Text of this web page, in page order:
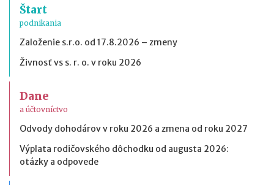
Štart
podnikania
Založenie s.r.o. od 17.8.2026 – zmeny
Živnosť vs s. r. o. v roku 2026
Dane
a účtovníctvo
Odvody dohodárov v roku 2026 a zmena od roku 2027
Výplata rodičovského dôchodku od augusta 2026:
otázky a odpovede